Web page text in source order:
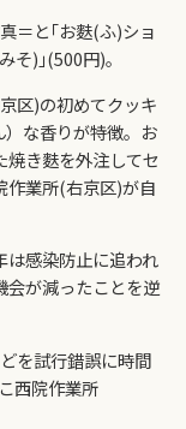
＝と｢お麩(ふ)ショ
そ)｣(500円)。
区)の初めてクッキ
な香りが特徴。お
焼き麩を外注してセ
作業所(右京区)が自
は感染防止に追われ
会が減ったことを逆
を試行錯誤に時間
西院作業所